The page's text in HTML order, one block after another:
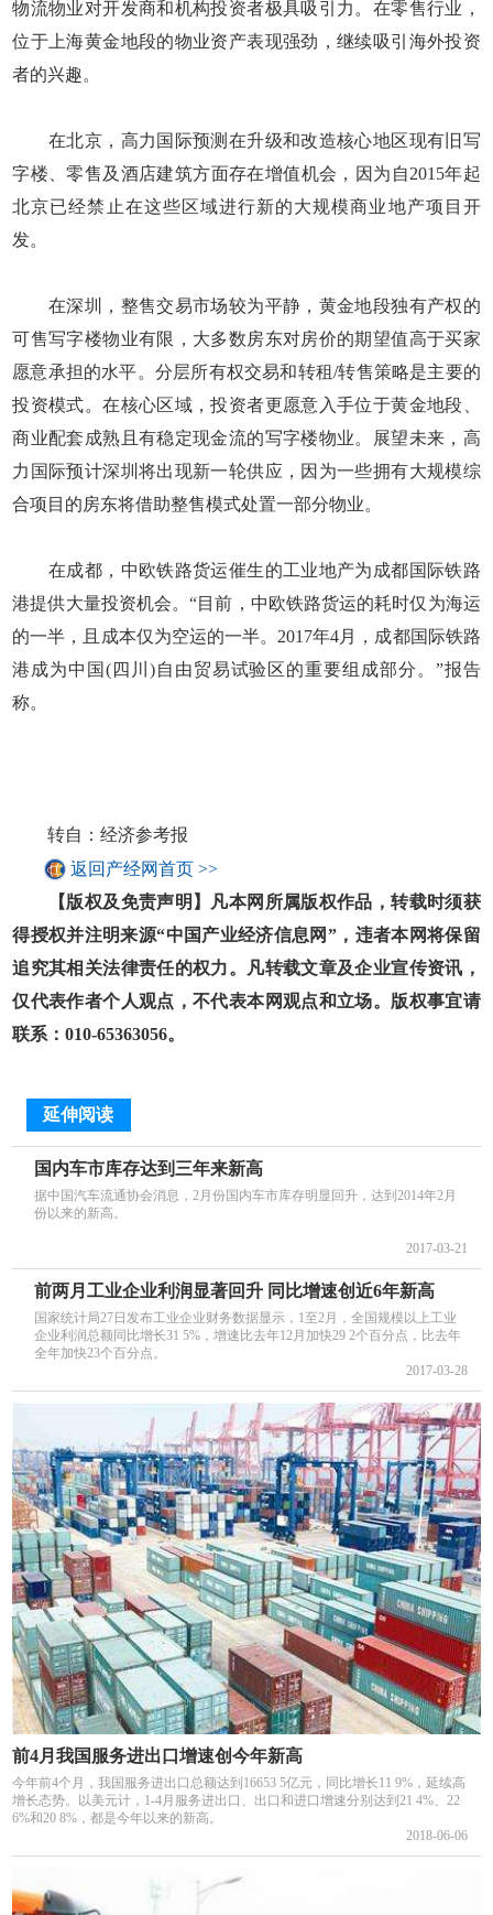
物流物业对开发商和机构投资者极具吸引力。在零售行业，
位于上海黄金地段的物业资产表现强劲，继续吸引海外投资
者的兴趣。
在北京，高力国际预测在升级和改造核心地区现有旧写
字楼、零售及酒店建筑方面存在增值机会，因为自2015年起
北京已经禁止在这些区域进行新的大规模商业地产项目开
发。
在深圳，整售交易市场较为平静，黄金地段独有产权的
可售写字楼物业有限，大多数房东对房价的期望值高于买家
愿意承担的水平。分层所有权交易和转租/转售策略是主要的
投资模式。在核心区域，投资者更愿意入手位于黄金地段、
商业配套成熟且有稳定现金流的写字楼物业。展望未来，高
力国际预计深圳将出现新一轮供应，因为一些拥有大规模综
合项目的房东将借助整售模式处置一部分物业。
在成都，中欧铁路货运催生的工业地产为成都国际铁路
港提供大量投资机会。“目前，中欧铁路货运的耗时仅为海运
的一半，且成本仅为空运的一半。2017年4月，成都国际铁路
港成为中国(四川)自由贸易试验区的重要组成部分。”报告
称。
转自：经济参考报
返回产经网首页 >>
【版权及免责声明】凡本网所属版权作品，转载时须获
得授权并注明来源“中国产业经济信息网”，违者本网将保留
追究其相关法律责任的权力。凡转载文章及企业宣传资讯，
仅代表作者个人观点，不代表本网观点和立场。版权事宜请
联系：010-65363056。
延伸阅读
国内车市库存达到三年来新高
据中国汽车流通协会消息，2月份国内车市库存明显回升，达到2014年2月
份以来的新高。
2017-03-21
前两月工业企业利润显著回升 同比增速创近6年新高
国家统计局27日发布工业企业财务数据显示，1至2月，全国规模以上工业
企业利润总额同比增长31 5%，增速比去年12月加快29 2个百分点，比去年
全年加快23个百分点。
2017-03-28
前4月我国服务进出口增速创今年新高
今年前4个月，我国服务进出口总额达到16653 5亿元，同比增长11 9%，延续高
增长态势。以美元计，1-4月服务进出口、出口和进口增速分别达到21 4%、22
6%和20 8%，都是今年以来的新高。
2018-06-06